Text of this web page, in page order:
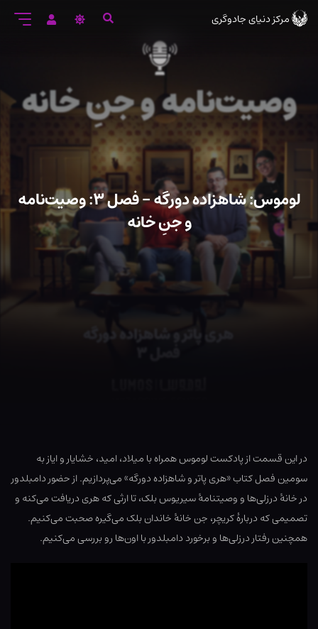
ورود
مرکز دنیای جادوگری
لوموس: شاهزاده دورگه – فصل ۳: وصیت‌نامه
و جنِ خانه
در این قسمت از پادکست لوموس همراه با میلاد، امید، خشایار و ایاز به
سومین فصل کتاب «هری پاتر و شاهزاده دورگه» می‌پردازیم. از حضور دامبلدور
در خانهٔ درزلی‌ها و وصیتنامهٔ سیریوس بلک، تا ارثی که هری دریافت می‌کنه و
تصمیمی که دربارهٔ کریچر، جن خانهٔ خاندان بلک می‌گیره صحبت می‌کنیم.
همچنین رفتار درزلی‌ها و برخورد دامبلدور با اون‌ها رو بررسی می‌کنیم.